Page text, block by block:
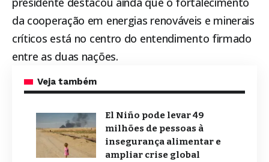
da cooperação em energias renováveis e minerais
críticos está no centro do entendimento firmado
entre as duas nações.
Veja também
El Niño pode levar 49
milhões de pessoas à
insegurança alimentar e
ampliar crise global